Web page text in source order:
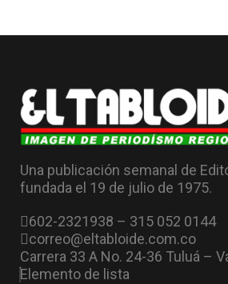
Una publicación semanal de
fundada el 19 de julio de 1975.
602-2321938 – 315 052 0144
correo@eltabloide.com.co
Carrera 33 A No. 24-36 Tuluá –
Elemento de lista